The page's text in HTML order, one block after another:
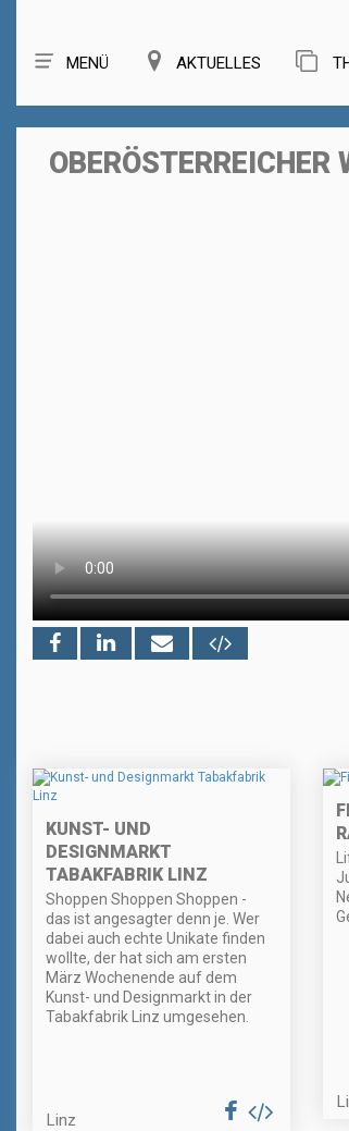
MENÜ AKTUELLES
OBERÖSTERREICHER
KUNST- UND
DESIGNMARKT
TABAKFABRIK LINZ
Shoppen Shoppen Shoppen -
das ist angesagter denn je. Wer
dabei auch echte Unikate finden
wollte, der hat sich am ersten
März Wochenende auf dem
Kunst- und Designmarkt in der
Tabakfabrik Linz umgesehen.
Linz